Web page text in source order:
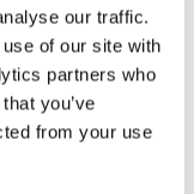
our traffic.
of our site with
partners who
you’ve
from your use